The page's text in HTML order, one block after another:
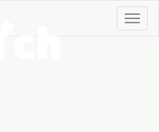
メ
ニ